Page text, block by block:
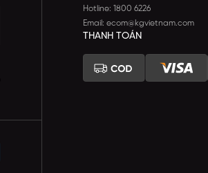
Hotline: 1800 6226
Email: ecom@kgvietnam.com
THANH TOÁN